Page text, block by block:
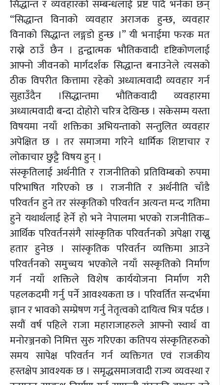
सिद्धान्त र व्यवहारको सम्बन्धलाई प्रष्ट पार्दै भनेका छन्
“सिद्धान्त विनाको व्यवहार अराजक हुन्छ, व्यवहार
विनाको सिद्धान्त लङ्गडो हुन्छ ।” यी भनाईमा फरक मत
राख्ने ठाउँ छैन । द्वन्द्वात्मक भौतिकवादी दृष्टिकोणलाई
आफ्नो जीवनको मार्गदर्शक सिद्धान्त बनाउनेले त्यसको
ठीक विपरीत कित्तामा रहेको अध्यात्मवादी व्यवहार गर्न
सुहाउँदैन ।सिद्धान्तमा भौतिकवादी व्यवहारमा
अध्यात्मवादी बन्दा दोहोरो चरित्र देखिन्छ । सकेसम्म यस्ता
विषयमा नयाँ शक्तिका अभियन्ताको सन्तुलित व्यवहार
अपेक्षित छ । तर समाजमा गरिने धार्मिक शिष्टाचार र
लोकाचार छुट्टै विषय हुन् ।
संस्कृतिलाई अर्थनीति र राजनीतिको प्रतिविम्बको रुपमा
परिभाषित गरिएको छ । राजनीति र अर्थनीति चाँडै
परिवर्तन हुने तर संस्कृतिको परिवर्तन अत्यन्त मन्द गतिमा
हुने यथार्थलाई हेर्ने हो भने नेपालमा भएको राजनीतिक–
आर्थिक परिवर्तनसंगै सांस्कृतिक परिवर्तनको अपेक्षा राख्नु
हतार हुनेछ । सांस्कृतिक परिवर्तन व्यक्तिमा आउने
परिवर्तनको समुच्चय भएकोले नयाँ सस्कृतिको निर्माण
गर्न नयाँ शक्तिले विशेष कार्ययोजना निर्माण गरी
पहलकदमी गर्नु पर्ने आवश्यकता छ । परिवर्तित सन्दर्भमा
ज्ञान र भावको सम्प्रेषण गर्नु नेतृत्वको दायित्व भित्र पर्दछ ।
सयौं वर्ष पहिले राजा महाराजाहरुले आफ्नो स्वार्थ वा
मनोरञ्जनको निमित्त सुरु गरिएका कतिपय संस्कृतिहरुको
समय सापेक्ष परिवर्तन गर्न व्यक्तिगत एवं राजकीय
हस्तक्षेप आवश्यक छ । समृद्धसमाजवादी राज्य व्यवस्था र